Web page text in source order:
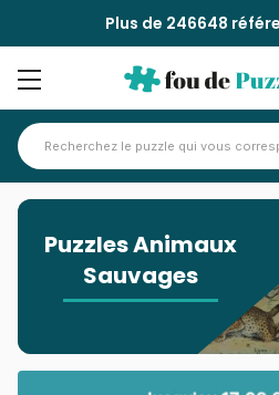
Plus de 246648
Puzzles Animaux
Sauvages